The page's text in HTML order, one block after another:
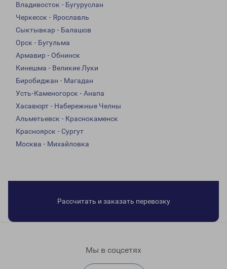
Владивосток - Бугуруслан
Черкесск - Ярославль
Сыктывкар - Балашов
Орск - Бугульма
Армавир - Обнинск
Кинешма - Великие Луки
Биробиджан - Магадан
Усть-Каменогорск - Анапа
Хасавюрт - Набережные Челны
Альметьевск - Краснокаменск
Красноярск - Сургут
Москва - Михайловка
Рассчитать и заказать перевозку
Мы в соцсетях